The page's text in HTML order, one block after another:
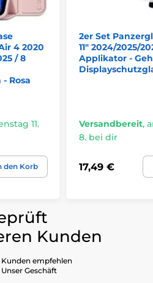
4 2020
/ 8
Rosa
11.
den Korb
2er Set
11" 2024/2025/
Applikator -
Versandbereit,
8. bei dir
17,49 €
Kunden
Kunden empfehlen
Unser Geschäft